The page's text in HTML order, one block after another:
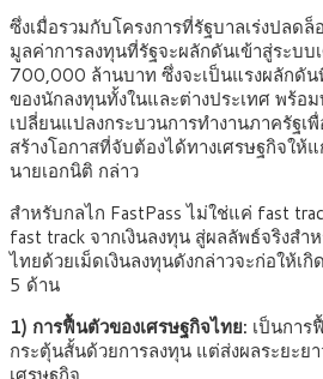
ซึ่งเมื่อรวมกับโครงการที่รัฐบาลเร่งปลด
มูลค่าการลงทุนที่รัฐจะผลักดันเข้าสู่ระบบ
700,000 ล้านบาท ซึ่งจะเป็นแรงผลักดั
ของนักลงทุนทั้งในและต่างประเทศ พร้อ
เปลี่ยนแปลงกระบวนการทำงานภาครัฐเ
สร้างโอกาสที่จับต้องได้ทางเศรษฐกิจใ
นายเอกนิติ กล่าว
สำหรับกลไก FastPass ไม่ใช่แค่ fast
fast track จากเงินลงทุน สู่ผลลัพธ์จริงส
ไทยด้วยเม็ดเงินลงทุนดังกล่าวจะก่อให้เ
5 ด้าน
1) การฟื้นตัวของเศรษฐกิจไทย: เป็นการ
กระตุ้นสั้นด้วยการลงทุน แต่ส่งผลระยะย